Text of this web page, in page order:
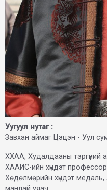
Уугуул нутаг :
Завхан аймаг Цэцэн - Уул
ХХАА, Худалдааны тэргүүний
ХААИС-ийн хүндэт
Хөдөлмөрийн хүндэт